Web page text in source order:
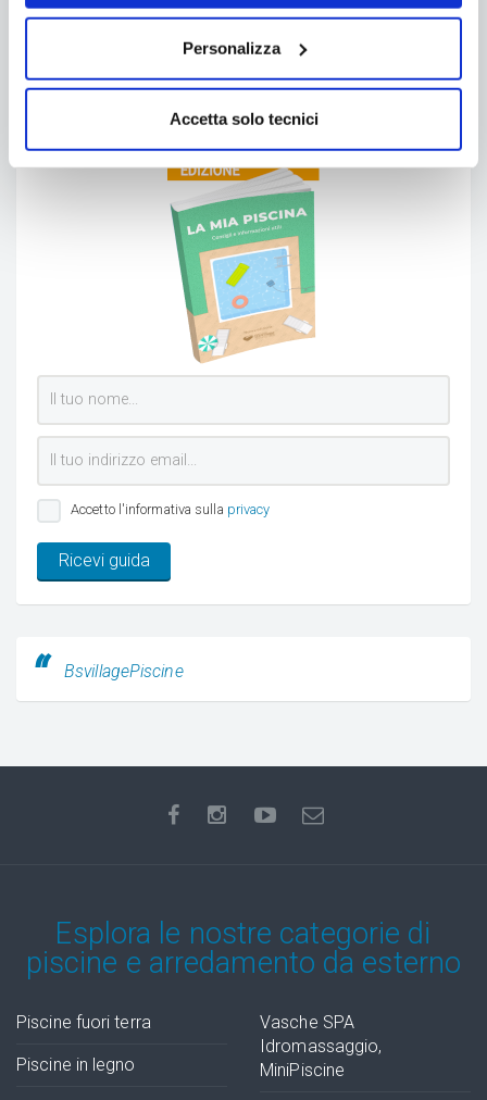
Personalizza
Accetta solo tecnici
Hai già una piscina?
Allora scarica questa guida per mantenerla sempre al
meglio!
Accetto l'informativa sulla privacy
Ricevi guida
BsvillagePiscine
Esplora le nostre categorie di
piscine e arredamento da esterno
Piscine fuori terra
Piscine in legno
Vasche SPA
Idromassaggio,
MiniPiscine